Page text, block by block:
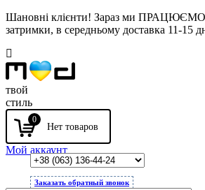
Шановні клієнти! Зараз ми ПРАЦЮЄМО,
затримки, в середньому доставка 11-15
твой
стиль
0
Мой аккаунт
Заказать обратный звонок